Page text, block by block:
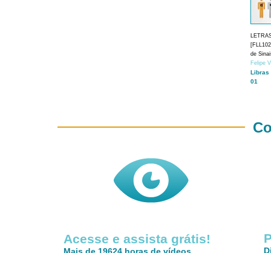
de
Felipe
Libras
01
Acesse e assista grátis!